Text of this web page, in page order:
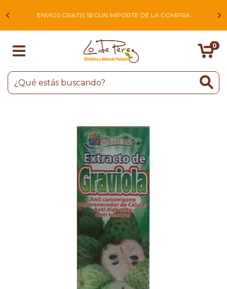
ENVIOS GRATIS SEGUN IMPORTE DE LA COMPRA
0